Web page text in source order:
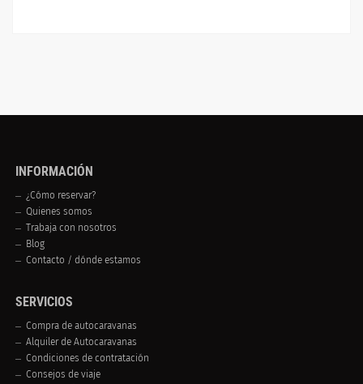
INFORMACIÓN
¿Cómo reservar?
Quienes somos
Trabaja con nosotros
Blog
Contacto / dónde estamos
SERVICIOS
Compra de autocaravanas
Alquiler de Autocaravanas
Condiciones de contratación
Consejos de viaje